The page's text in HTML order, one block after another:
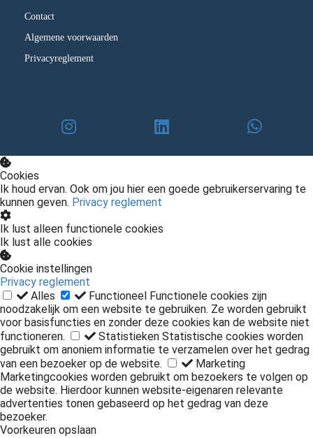
Contact
Algemene voorwaarden
Privacyreglement
Cookies
Ik houd ervan. Ook om jou hier een goede gebruikerservaring te
kunnen geven. Privacy reglement
Ik lust alleen functionele cookies
Ik lust alle cookies
Cookie instellingen
Privacy reglement
Alles
Functioneel Functionele cookies zijn
noodzakelijk om een website te gebruiken. Ze worden gebruikt
voor basisfuncties en zonder deze cookies kan de website niet
functioneren.
Statistieken Statistische cookies worden
gebruikt om anoniem informatie te verzamelen over het gedrag
van een bezoeker op de website.
Marketing
Marketingcookies worden gebruikt om bezoekers te volgen op
de website. Hierdoor kunnen website-eigenaren relevante
advertenties tonen gebaseerd op het gedrag van deze
bezoeker.
Voorkeuren opslaan